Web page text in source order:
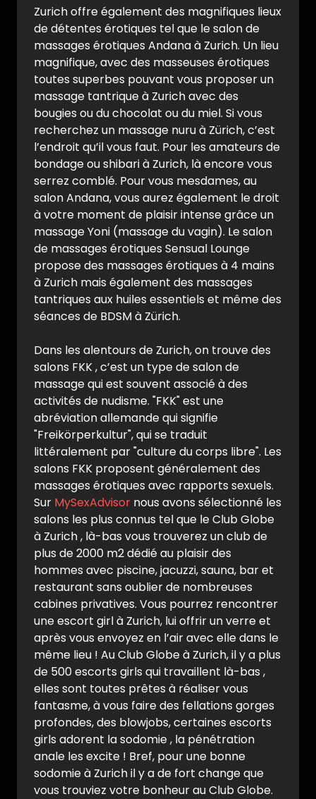
Zurich offre également des magnifiques lieux
de détentes érotiques tel que le salon de
massages érotiques Andana à Zurich. Un lieu
magnifique, avec des masseuses érotiques
toutes superbes pouvant vous proposer un
massage tantrique à Zurich avec des
bougies ou du chocolat ou du miel. Si vous
recherchez un massage nuru à Zürich, c’est
l’endroit qu’il vous faut. Pour les amateurs de
bondage ou shibari à Zurich, là encore vous
serrez comblé. Pour vous mesdames, au
salon Andana, vous aurez également le droit
à votre moment de plaisir intense grâce un
massage Yoni (massage du vagin). Le salon
de massages érotiques Sensual Lounge
propose des massages érotiques à 4 mains
à Zurich mais également des massages
tantriques aux huiles essentiels et même des
séances de BDSM à Zürich.
Dans les alentours de Zurich, on trouve des
salons FKK , c’est un type de salon de
massage qui est souvent associé à des
activités de nudisme. "FKK" est une
abréviation allemande qui signifie
"Freikörperkultur", qui se traduit
littéralement par "culture du corps libre". Les
salons FKK proposent généralement des
massages érotiques avec rapports sexuels.
Sur MySexAdvisor nous avons sélectionné les
salons les plus connus tel que le Club Globe
à Zurich , là-bas vous trouverez un club de
plus de 2000 m2 dédié au plaisir des
hommes avec piscine, jacuzzi, sauna, bar et
restaurant sans oublier de nombreuses
cabines privatives. Vous pourrez rencontrer
une escort girl à Zurich, lui offrir un verre et
après vous envoyez en l’air avec elle dans le
même lieu ! Au Club Globe à Zurich, il y a plus
de 500 escorts girls qui travaillent là-bas ,
elles sont toutes prêtes à réaliser vous
fantasme, à vous faire des fellations gorges
profondes, des blowjobs, certaines escorts
girls adorent la sodomie , la pénétration
anale les excite ! Bref, pour une bonne
sodomie à Zurich il y a de fort change que
vous trouviez votre bonheur au Club Globe.